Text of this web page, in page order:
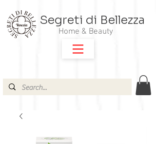
Segreti di Bellezza
Home & Beauty